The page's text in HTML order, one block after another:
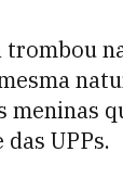
trombou
UPPs.